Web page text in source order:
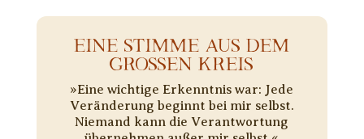
EINE STIMME AUS DEM
GROSSEN KREIS
»Eine wichtige Erkenntnis war: Jede
Veränderung beginnt bei mir selbst.
Niemand kann die Verantwortung